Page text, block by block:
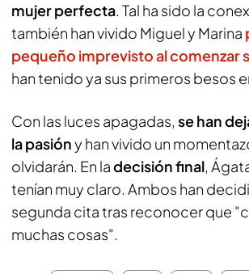
mujer perfecta. Tal ha sido la
también han vivido Miguel y Marina
pequeño imprevisto al comenzar
han tenido ya sus primeros besos
Con las luces apagadas, se han
la pasióny han vivido un
olvidarán. En ladecisión final,
tenían muy claro. Ambos han
segunda cita tras reconocer que
muchas cosas".